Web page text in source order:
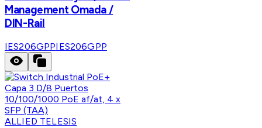
Management Omada /
DIN-Rail
IES206GPPIES206GPP
ALLIED TELESIS